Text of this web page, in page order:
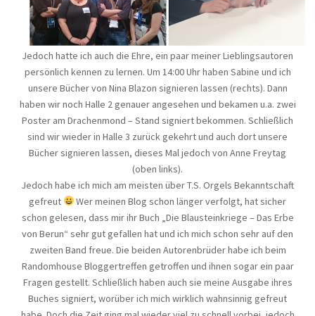
Jedoch hatte ich auch die Ehre, ein paar meiner Lieblingsautoren
persönlich kennen zu lernen. Um 14:00 Uhr haben Sabine und ich
unsere Bücher von Nina Blazon signieren lassen (rechts). Dann
haben wir noch Halle 2 genauer angesehen und bekamen u.a. zwei
Poster am Drachenmond – Stand signiert bekommen. Schließlich
sind wir wieder in Halle 3 zurück gekehrt und auch dort unsere
Bücher signieren lassen, dieses Mal jedoch von Anne Freytag
(oben links).
Jedoch habe ich mich am meisten über T.S. Orgels Bekanntschaft
gefreut
Wer meinen Blog schon länger verfolgt, hat sicher
schon gelesen, dass mir ihr Buch „Die Blausteinkriege – Das Erbe
von Berun“ sehr gut gefallen hat und ich mich schon sehr auf den
zweiten Band freue. Die beiden Autorenbrüder habe ich beim
Randomhouse Bloggertreffen getroffen und ihnen sogar ein paar
Fragen gestellt. Schließlich haben auch sie meine Ausgabe ihres
Buches signiert, worüber ich mich wirklich wahnsinnig gefreut